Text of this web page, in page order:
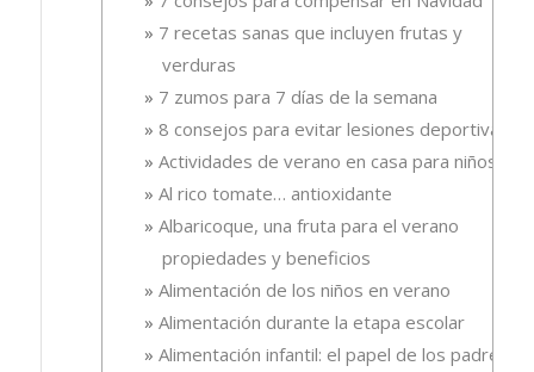
7 recetas sanas que incluyen frutas y
verduras
7 zumos para 7 días de la semana
8 consejos para evitar lesiones deportivas
Actividades de verano en casa para niños
Al rico tomate… antioxidante
Albaricoque, una fruta para el verano
propiedades y beneficios
Alimentación de los niños en verano
Alimentación durante la etapa escolar
Alimentación infantil: el papel de los padres